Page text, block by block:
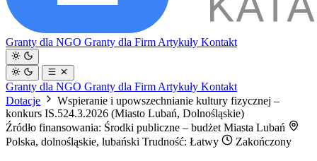
Granty dla NGO Granty dla Firm Artykuły Kontakt
Granty dla NGO Granty dla Firm Artykuły Kontakt
Dotacje
Wspieranie i upowszechnianie kultury fizycznej –
konkurs IS.524.3.2026 (Miasto Lubań, Dolnośląskie)
Źródło finansowania: Środki publiczne – budżet Miasta Lubań
Polska, dolnośląskie, lubański Trudność: Łatwy Zakończony